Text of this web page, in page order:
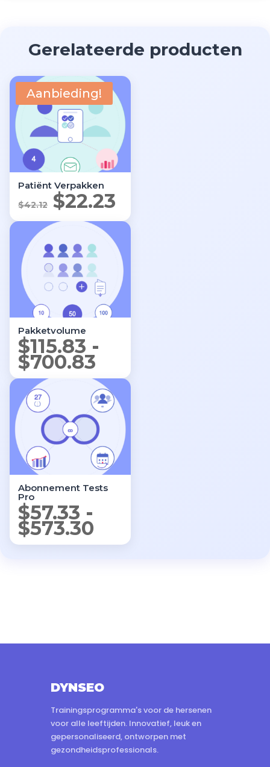
Gerelateerde producten
Aanbieding!
Patiënt Verpakken
$42.12 Oorspronkelijke
prijs
was:
$42.12.
$22.23
prijs
is:
$22.23.
Pakketvolume
$115.83 -
$700.83
$115.83
tot
$700.83
Abonnement Tests
Pro
$57.33 -
$573.30
$57.33
DYNSEO
Trainingsprogramma's voor de hersenen
voor alle leeftijden. Innovatief, leuk en
gepersonaliseerd, ontworpen met
gezondheidsprofessionals.